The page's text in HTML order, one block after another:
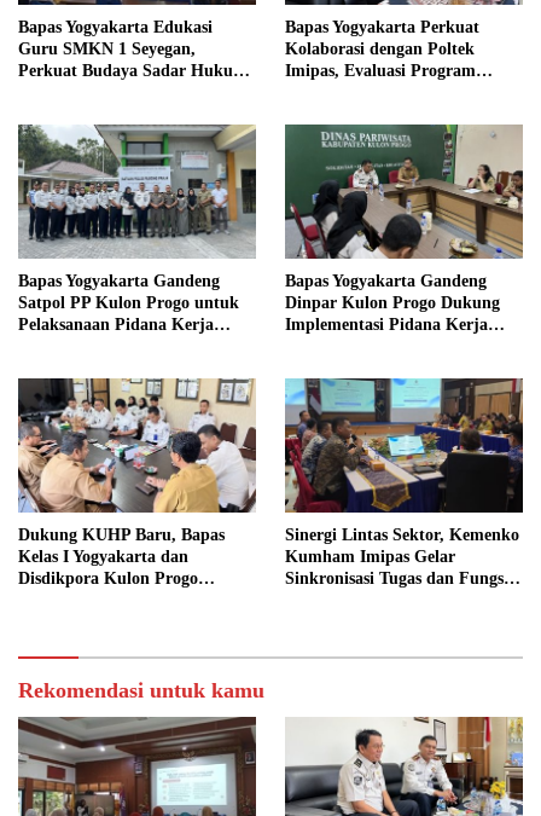
Bapas Yogyakarta Edukasi
Guru SMKN 1 Seyegan,
Perkuat Budaya Sadar Hukum
Bapas Yogyakarta Perkuat
Kolaborasi dengan Poltek
Imipas, Evaluasi Program
Bapas Yogyakarta Gandeng
Satpol PP Kulon Progo untuk
Pelaksanaan Pidana Kerja
Bapas Yogyakarta Gandeng
Dinpar Kulon Progo Dukung
Implementasi Pidana Kerja
Dukung KUHP Baru, Bapas
Kelas I Yogyakarta dan
Disdikpora Kulon Progo
Sinergi Lintas Sektor, Kemenko
Kumham Imipas Gelar
Sinkronisasi Tugas dan Fungsi
Rekomendasi untuk kamu